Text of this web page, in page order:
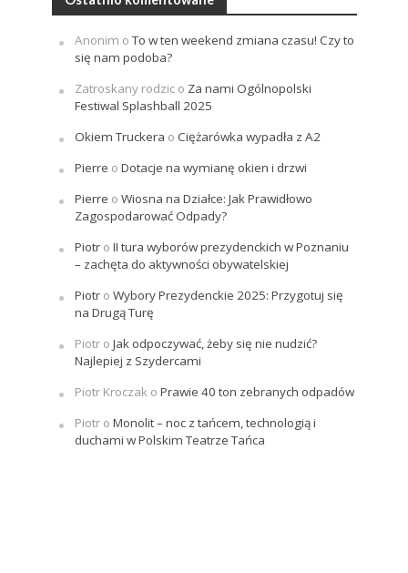
Anonim oTo w ten weekend zmiana czasu! Czy to
się nam podoba?
Zatroskany rodzico Za nami Ogólnopolski
Festiwal Splashball 2025
Okiem Truckera o Ciężarówka wypadła z A2
Pierre o Dotacje na wymianę okien i drzwi
Pierre o Wiosna na Działce: Jak Prawidłowo
Zagospodarować Odpady?
Piotro II tura wyborów prezydenckich w Poznaniu
– zachęta do aktywności obywatelskiej
Piotro Wybory Prezydenckie 2025: Przygotuj się
na Drugą Turę
Piotro Jak odpoczywać, żeby się nie nudzić?
Najlepiej z Szydercami
Piotr Kroczako Prawie 40 ton zebranych odpadów
Piotro Monolit – noc z tańcem, technologią i
duchami w Polskim Teatrze Tańca